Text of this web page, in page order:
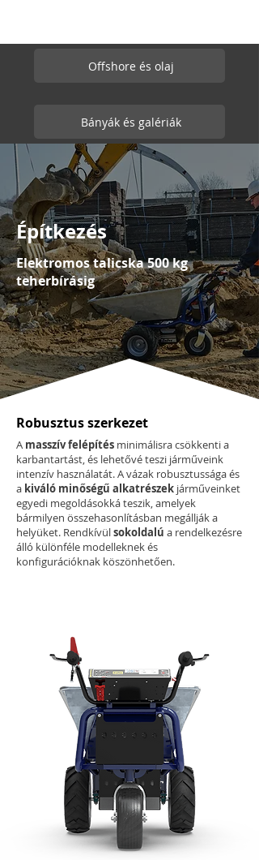
Offshore és olaj
Bányák és galériák
Építkezés
Elektromos talicska 500 kg
teherbírásig
Robusztus szerkezet
A masszív felépítés minimálisra csökkenti a
karbantartást, és lehetővé teszi járműveink
intenzív használatát. A vázak robusztussága és
a kiváló minőségű alkatrészek járműveinket
egyedi megoldásokká teszik, amelyek
bármilyen összehasonlításban megállják a
helyüket. Rendkívülsokoldalú a rendelkezésre
álló különféle modelleknek és
konfigurációknak köszönhetően.